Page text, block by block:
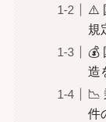
⚠️
規
💰
造
📉
件